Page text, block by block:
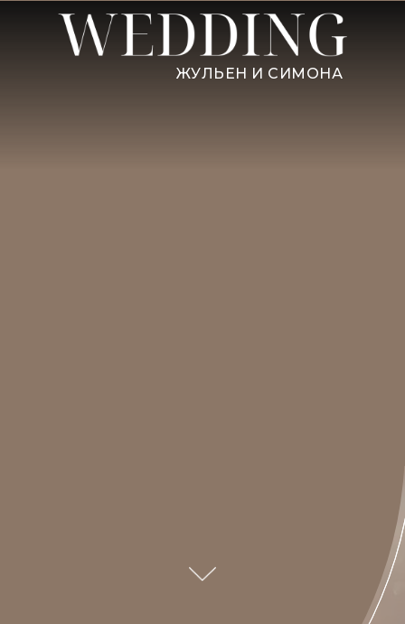
ЖУЛЬЕН И СИМОНА